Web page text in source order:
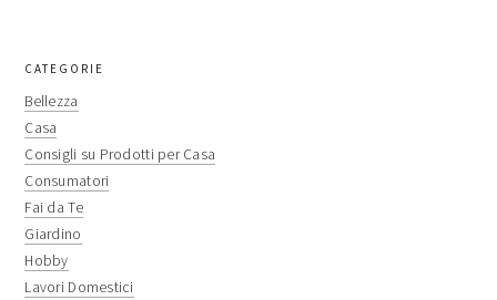
primary
sidebar
CATEGORIE
Bellezza
Casa
Consigli su Prodotti per Casa
Consumatori
Fai da Te
Giardino
Hobby
Lavori Domestici